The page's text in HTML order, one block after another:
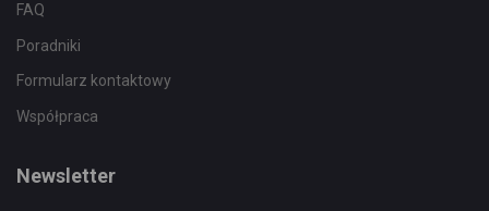
FAQ
Poradniki
Formularz kontaktowy
Współpraca
Newsletter